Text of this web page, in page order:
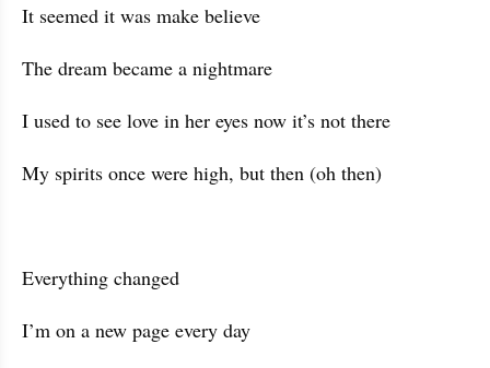
It seemed it was make believe
The dream became a nightmare
I used to see love in her eyes now it’s not there
My spirits once were high, but then (oh then)
Everything changed
I’m on a new page every day